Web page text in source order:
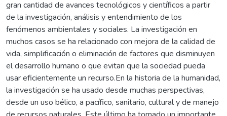
gran cantidad de avances tecnológicos y científicos a partir
de la investigación, análisis y entendimiento de los
fenómenos ambientales y sociales. La investigación en
muchos casos se ha relacionado con mejora de la calidad de
vida, simplificación o eliminación de factores que disminuyen
el desarrollo humano o que evitan que la sociedad pueda
usar eficientemente un recurso.En la historia de la humanidad,
la investigación se ha usado desde muchas perspectivas,
desde un uso bélico, a pacífico, sanitario, cultural y de manejo